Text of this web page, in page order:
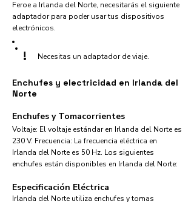
Feroe a Irlanda del Norte, necesitarás el siguiente
adaptador para poder usar tus dispositivos
electrónicos.
! Necesitas un adaptador de viaje.
Enchufes y electricidad en Irlanda del
Norte
Enchufes y Tomacorrientes
Voltaje: El voltaje estándar en Irlanda del Norte es
230 V. Frecuencia: La frecuencia eléctrica en
Irlanda del Norte es 50 Hz. Los siguientes
enchufes están disponibles en Irlanda del Norte:​
Especificación Eléctrica
Irlanda del Norte utiliza enchufes y tomas